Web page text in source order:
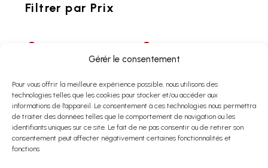
Gérér le consentement
Pour vous offrir la meilleure expérience possible, nous utilisons des
technologies telles que les cookies pour stocker et/ou accéder aux
informations de l'appareil. Le consentement à ces technologies nous permettra
de traiter des données telles que le comportement de navigation ou les
identifiants uniques sur ce site. Le fait de ne pas consentir ou de retirer son
consentement peut affecter négativement certaines fonctionnalités et
fonctions.
Filtrer par Prix
CARTES-CADEAUX
Carte-Cadeau Pur